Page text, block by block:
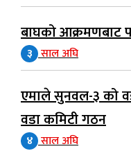
बाघको आक्रमणबाट
३ साल अघि
एमाले सुनवल-३ को
वडा कमिटी गठन
४ साल अघि